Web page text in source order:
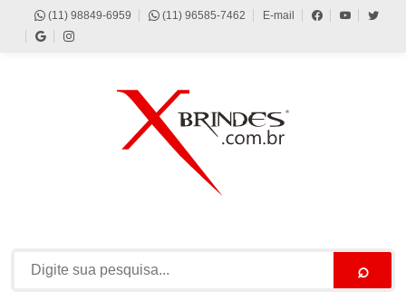
(11) 98849-6959 (11) 96585-7462 E-mail
⌕